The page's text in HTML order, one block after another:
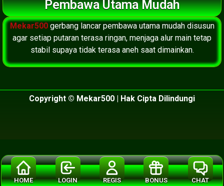
Pembawa Utama Mudah
Mekar500 gerbang lancar pembawa utama mudah disusun
agar setiap putaran terasa ringan, menjaga alur main tetap
stabil supaya tidak terasa aneh saat dimainkan.
Copyright © Mekar500 | Hak Cipta Dilindungi
HOME LOGIN REGIS BONUS CHAT